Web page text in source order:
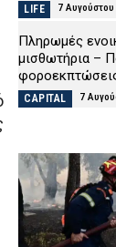
LIFE 7
Πληρωμές
μισθωτήρια –
CAPITAL 7
Προκλήθηκαν
ΕΙΔΗΣΕΙΣ 7
Εορτολόγιο:
Παρασκευή 7